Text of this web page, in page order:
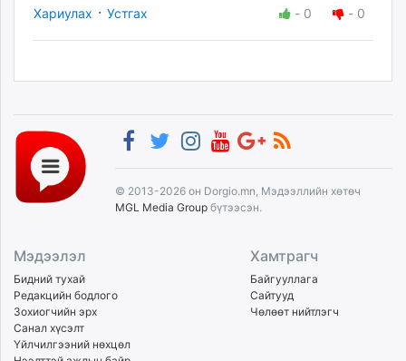
Хариулах · Устгах - 0 - 0
© 2013-2026 он Dorgio.mn, Мэдээллийн хөтөч
MGL Media Group бүтээсэн.
Мэдээлэл
Бидний тухай
Редакцийн бодлого
Зохиогчийн эрх
Санал хүсэлт
Үйлчилгээний нөхцөл
Хамтрагч
Байгууллага
Сайтууд
Чөлөөт нийтлэгч